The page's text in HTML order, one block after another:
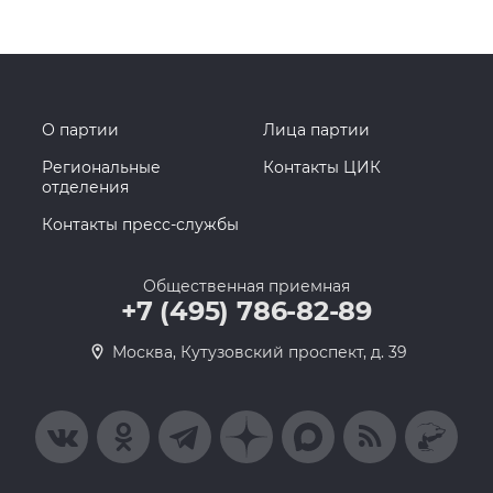
О партии
Лица партии
Региональные
отделения
Контакты ЦИК
Контакты пресс-службы
Общественная приемная
+7 (495) 786-82-89
Москва, Кутузовский проспект, д. 39